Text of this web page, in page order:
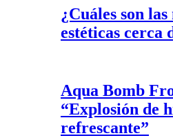
¿Cuáles son
estéticas cerca
Aqua Bomb
“Explosión de
refrescante”